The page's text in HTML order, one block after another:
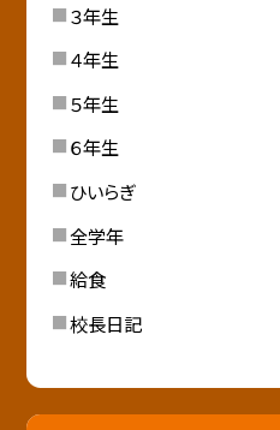
３年生
４年生
５年生
６年生
ひいらぎ
全学年
給食
校長日記